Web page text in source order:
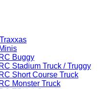
Buggy
Stadium Truck / Truggy
Short Course Truck
Monster Truck